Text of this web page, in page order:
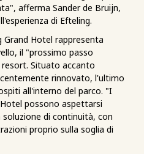
afferma Sander de Bruijn,
di Efteling.
Grand Hotel rappresenta
il "prossimo passo
Situato accanto
rinnovato, l'ultimo
all'interno del parco. "I
possono aspettarsi
soluzione di continuità, con
proprio sulla soglia di